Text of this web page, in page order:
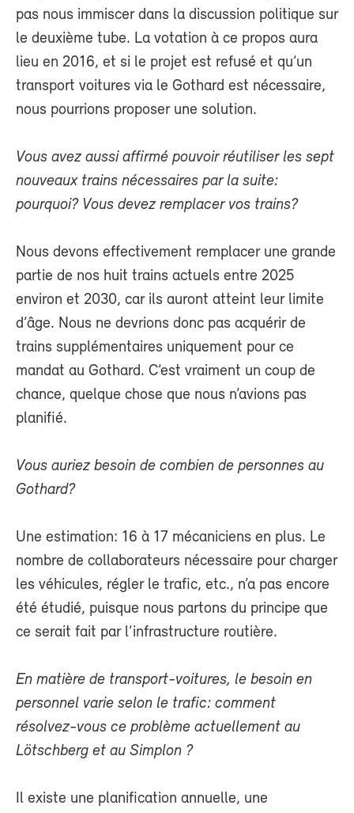
pas nous immiscer dans la discussion politique sur
le deuxième tube. La votation à ce propos aura
lieu en 2016, et si le projet est refusé et qu’un
transport voitures via le Gothard est nécessaire,
nous pourrions proposer une solution.
Vous avez aussi affirmé pouvoir réutiliser les sept
nouveaux trains nécessaires par la suite:
pourquoi? Vous devez remplacer vos trains?
Nous devons effectivement remplacer une grande
partie de nos huit trains actuels entre 2025
environ et 2030, car ils auront atteint leur limite
d’âge. Nous ne devrions donc pas acquérir de
trains supplémentaires uniquement pour ce
mandat au Gothard. C’est vraiment un coup de
chance, quelque chose que nous n’avions pas
planifié.
Vous auriez besoin de combien de personnes au
Gothard?
Une estimation: 16 à 17 mécaniciens en plus. Le
nombre de collaborateurs nécessaire pour charger
les véhicules, régler le trafic, etc., n’a pas encore
été étudié, puisque nous partons du principe que
ce serait fait par l’infrastructure routière.
En matière de transport-voitures, le besoin en
personnel varie selon le trafic: comment
résolvez-vous ce problème actuellement au
Lötschberg et au Simplon ?
Il existe une planification annuelle, une